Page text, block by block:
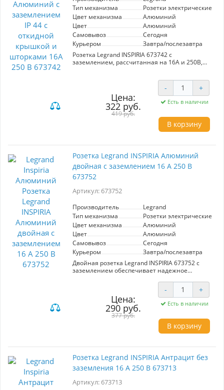
Тип механизма
Розетки электрические
Цвет механизма
Алюминий
Цвет
Алюминий
Самовывоз
Сегодня
Курьером
Завтра/послезавтра
Розетка Legrand INSPIRIA 673742 с
заземлением, рассчитанная на 16А и 250В,
дополнительной безопасности. Степень
защиты IP44 обеспечивает надежную работу в
условиях повышенной влажности. Идеальна
для использования в ванных комнатах, кухнях
и других помещениях с повышенными
требованиями к защите от влаги и пыли.
Цена:
322 руб.
419 руб.
- +
Есть в наличии
В корзину
Розетка Legrand INSPIRIA Алюминий
двойная с заземлением 16 А 250 В
673752
Артикул: 673752
Производитель
Legrand
Тип механизма
Розетки электрические
Цвет механизма
Алюминий
Цвет
Алюминий
Самовывоз
Сегодня
Курьером
Завтра/послезавтра
Двойная розетка Legrand INSPIRIA 673752 с
заземлением обеспечивает надежное
стильном алюминиевом цвете, что подходит
для современных интерьеров. Номинал 16 А,
250 В гарантирует безопасность и
эффективность использования.
Цена:
290 руб.
377 руб.
- +
Есть в наличии
В корзину
Розетка Legrand INSPIRIA Антрацит без
заземления 16 А 250 В 673713
Артикул: 673713